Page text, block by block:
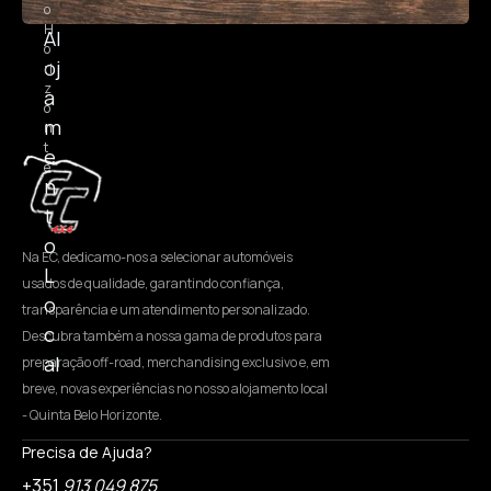
Al
oj
a
m
e
n
t
o
L
o
c
al
o
H
o
ri
z
o
n
t
e
Na EC, dedicamo-nos a selecionar automóveis
usados de qualidade, garantindo confiança,
transparência e um atendimento personalizado.
Descubra também a nossa gama de produtos para
preparação off-road, merchandising exclusivo e, em
breve, novas experiências no nosso alojamento local
- Quinta Belo Horizonte.
Precisa de Ajuda?
+351 913 049 875